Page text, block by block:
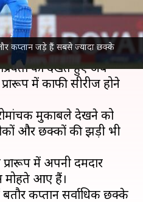
कप्तान जड़े हैं सबसे ज्यादा छक्के
pm
को देखते हुए अब
प्रारूप में काफी सीरीज होने
मुकाबले देखने को
और छक्कों की झड़ी भी
में अपनी दमदार
मोहते आए हैं।
बतौर कप्तान सर्वाधिक छक्के